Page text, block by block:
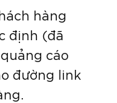
hàng
định (đã
cáo
đường link